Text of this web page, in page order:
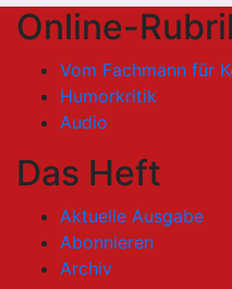
Online-
Vom Fachmann für
Humorkritik
Audio
Das Heft
Aktuelle Ausgabe
Abonnieren
Archiv